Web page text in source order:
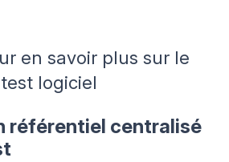
en savoir plus sur le
test logiciel
référentiel centralisé